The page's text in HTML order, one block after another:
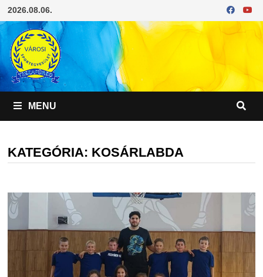
Skip
to
content
2026.08.06.
MENU
KATEGÓRIA: KOSÁRLABDA